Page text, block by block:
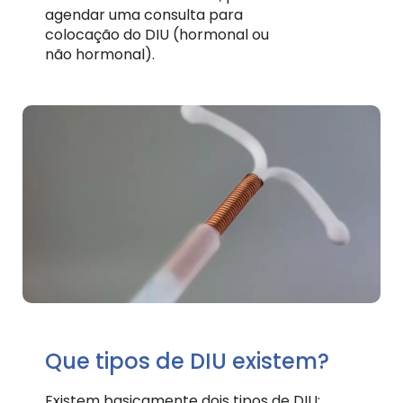
agendar uma consulta para
colocação do DIU (hormonal ou
não hormonal).
Que tipos de DIU existem?